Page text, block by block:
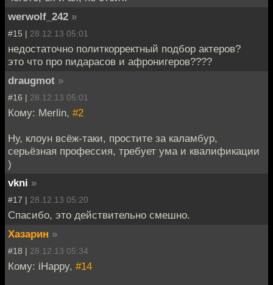
werwolf_242 »
#15 | 28.12.13 05:01
недостаточно политкорректный подбор актеров?
это что про пидарасов и афронигеров????
draugmot »
#16 | 28.12.13 05:01
Кому: Merlin, #2
Ну, клоун всёж-таки, простите за каламбур,
серьёзная профессия, требует ума и квалификации
)
vkni »
#17 | 28.12.13 05:20
Спасибо, это действительно смешно.
Хазарин »
#18 | 28.12.13 05:34
Кому: iHappy, #14